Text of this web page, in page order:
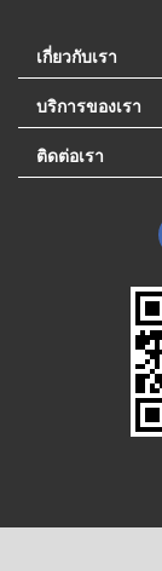
เกี่ยวกับเรา
บริการของเรา
ติดต่อเรา